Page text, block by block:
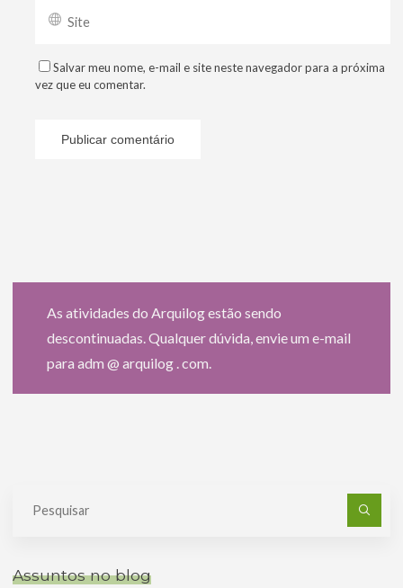
Salvar meu nome, e-mail e site neste navegador para a próxima
vez que eu comentar.
As atividades do Arquilog estão sendo
descontinuadas. Qualquer dúvida, envie um e-mail
para adm @ arquilog . com.
Assuntos no blog